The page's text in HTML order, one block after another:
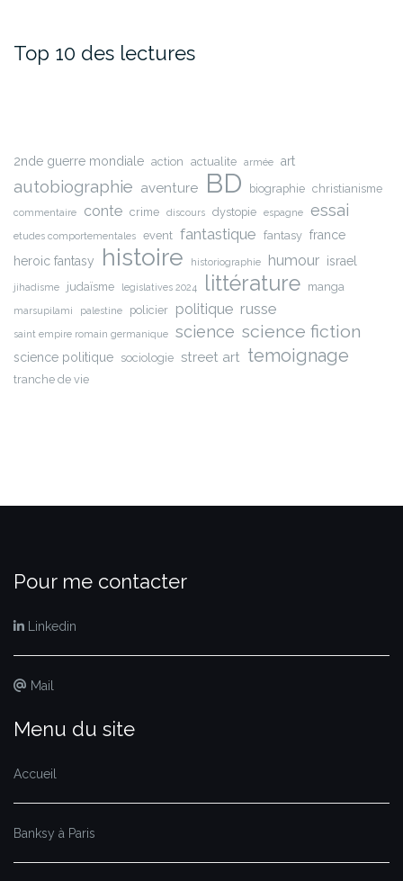
Top 10 des lectures
2nde guerre mondiale action actualite armée art
autobiographie aventure BD biographie christianisme
commentaire conte crime discours dystopie espagne essai
etudes comportementales event fantastique fantasy france
heroic fantasy
histoire historiographie humour israel
jihadisme judaïsme legislatives 2024 littérature manga
marsupilami palestine policier politique russe
saint empire romain germanique science science fiction
science politique sociologie street art temoignage
tranche de vie
Pour me contacter
Linkedin
Mail
Menu du site
Accueil
Banksy à Paris